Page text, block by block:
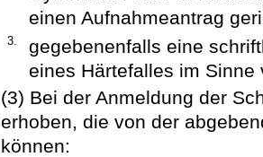
einen Aufnahmeantrag
3.
gegebenenfalls eine
eines Härtefalles im Sinne
(3) Bei der Anmeldung der
erhoben, die von der
können: